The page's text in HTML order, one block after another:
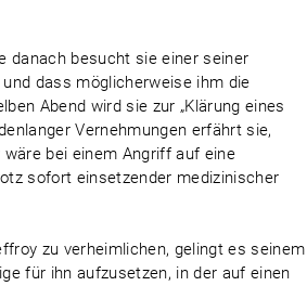
danach besucht sie einer seiner
dass möglicherweise ihm die
Abend wird sie zur „Klärung eines
Vernehmungen erfährt sie,
bei einem Angriff auf eine
sofort einsetzender medizinischer
zu verheimlichen, gelingt es seinem
für ihn aufzusetzen, in der auf einen